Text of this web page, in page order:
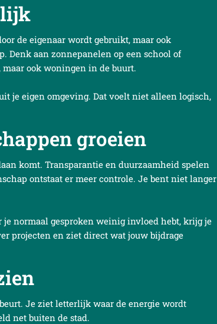
de eigenaar wordt gebruikt, maar ook
Denk aan zonnepanelen op een school of
ook woningen in de buurt.
je eigen omgeving. Dat voelt niet alleen logisch,
groeien
komt. Transparantie en duurzaamheid spelen
ontstaat er meer controle. Je bent niet langer
normaal gesproken weinig invloed hebt, krijg je
projecten en ziet direct wat jouw bijdrage
Je ziet letterlijk waar de energie wordt
net buiten de stad.